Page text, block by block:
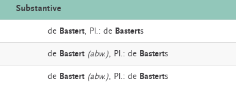
Substantive
de Bastert, Pl.: de Basterts
de Bastert (abw.), Pl.: de Basterts
de Bastert (abw.), Pl.: de Basterts